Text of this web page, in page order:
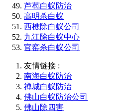
芦苞白蚁防治
高明杀白蚁
西樵除白蚁公司
九江除白蚁中心
官窑杀白蚁公司
友情链接 :
南海白蚁防治
禅城白蚁防治
佛山白蚁防治公司
佛山除四害